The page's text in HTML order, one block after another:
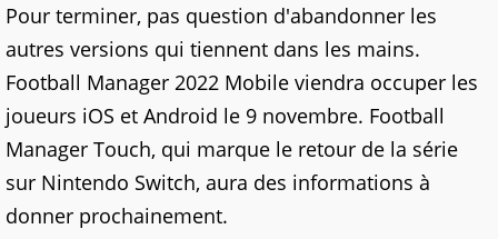
Pour terminer, pas question d'abandonner les
autres versions qui tiennent dans les mains.
Football Manager 2022 Mobile viendra occuper les
joueurs iOS et Android le 9 novembre. Football
Manager Touch, qui marque le retour de la série
sur Nintendo Switch, aura des informations à
donner prochainement.